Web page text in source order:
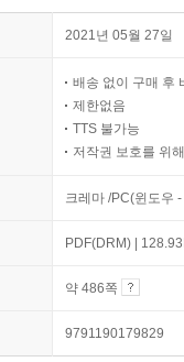
2021년 05월 27일
배송 없이 구매 후
제한없음
TTS 불가능
저작권 보호를 위
크레마 /PC(윈도우
PDF(DRM) |
약 486쪽
9791190179829